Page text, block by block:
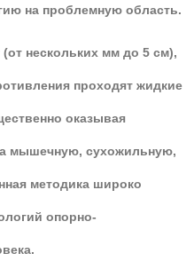
на проблемную область.
нескольких мм до 5 см),
проходят жидкие
оказывая
мышечную, сухожильную,
методика широко
опорно-